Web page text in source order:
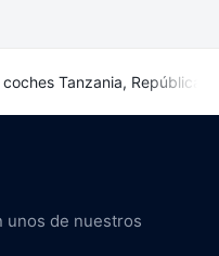
Tanzania, República
unos de nuestros